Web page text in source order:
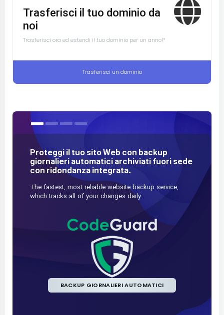
Trasferisci il tuo dominio da
noi
Trasferisci ora ed estendi il tuo dominio per un anno!*
Trasferisci un dominio
Proteggi il tuo sito Web con backup
giornalieri automatici archiviati fuori sede
con ridondanza integrata.
The fastest, most reliable website backup service,
which tracks all of your changes daily.
BACKUP GIORNALIERI AUTOMATICI
della
Il modo